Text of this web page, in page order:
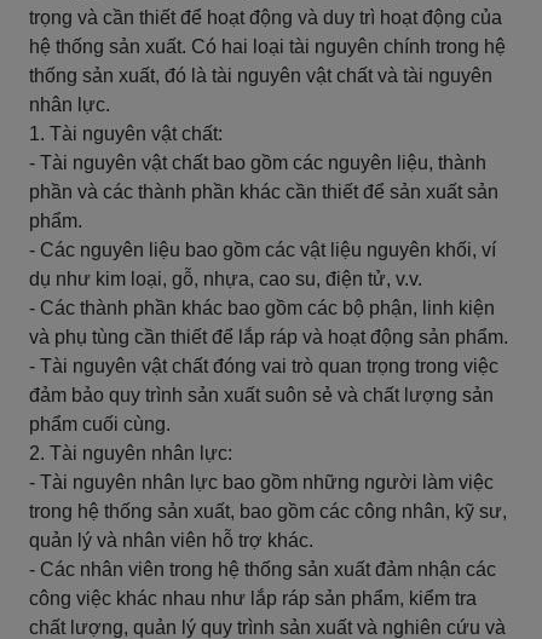
trọng và cần thiết để hoạt động và duy trì hoạt động của
hệ thống sản xuất. Có hai loại tài nguyên chính trong hệ
thống sản xuất, đó là tài nguyên vật chất và tài nguyên
nhân lực.
1. Tài nguyên vật chất:
- Tài nguyên vật chất bao gồm các nguyên liệu, thành
phần và các thành phần khác cần thiết để sản xuất sản
phẩm.
- Các nguyên liệu bao gồm các vật liệu nguyên khối, ví
dụ như kim loại, gỗ, nhựa, cao su, điện tử, v.v.
- Các thành phần khác bao gồm các bộ phận, linh kiện
và phụ tùng cần thiết để lắp ráp và hoạt động sản phẩm.
- Tài nguyên vật chất đóng vai trò quan trọng trong việc
đảm bảo quy trình sản xuất suôn sẻ và chất lượng sản
phẩm cuối cùng.
2. Tài nguyên nhân lực:
- Tài nguyên nhân lực bao gồm những người làm việc
trong hệ thống sản xuất, bao gồm các công nhân, kỹ sư,
quản lý và nhân viên hỗ trợ khác.
- Các nhân viên trong hệ thống sản xuất đảm nhận các
công việc khác nhau như lắp ráp sản phẩm, kiểm tra
chất lượng, quản lý quy trình sản xuất và nghiên cứu và